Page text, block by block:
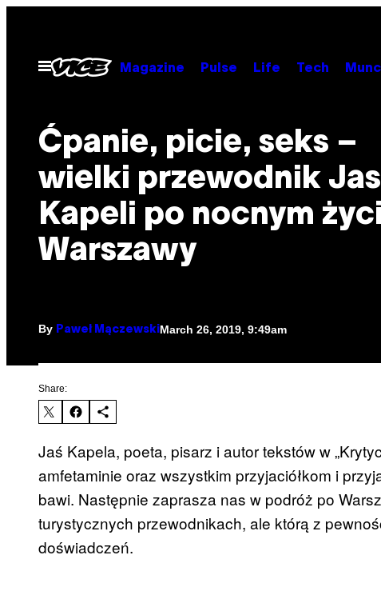
contentOpen
Menu
Magazine Pulse Life Tech
Ćpanie, picie, seks –
wielki przewodnik
Kapeli po nocnym
Warszawy
By Paweł Mączewski March 26, 2019, 9:49am
Share:
Jaś Kapela, poeta, pisarz i autor tekstów w
amfetaminie oraz wszystkim przyjaciółkom i
bawi. Następnie zaprasza nas w podróż po
turystycznych przewodnikach, ale którą z
doświadczeń.